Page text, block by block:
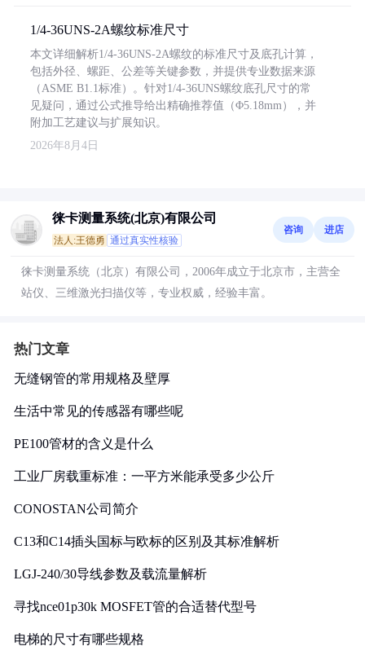
1/4-36UNS-2A螺纹标准尺寸
本文详细解析1/4-36UNS-2A螺纹的标准尺寸及底孔计算，
包括外径、螺距、公差等关键参数，并提供专业数据来源
（ASME B1.1标准）。针对1/4-36UNS螺纹底孔尺寸的常
见疑问，通过公式推导给出精确推荐值（Φ5.18mm），并
附加工艺建议与扩展知识。
2026年8月4日
徕卡测量系统(北京)有限公司
法人:王德勇 通过真实性核验
咨询 进店
徕卡测量系统（北京）有限公司，2006年成立于北京市，主营全
站仪、三维激光扫描仪等，专业权威，经验丰富。
热门文章
无缝钢管的常用规格及壁厚
生活中常见的传感器有哪些呢
PE100管材的含义是什么
工业厂房载重标准：一平方米能承受多少公斤
CONOSTAN公司简介
C13和C14插头国标与欧标的区别及其标准解析
LGJ-240/30导线参数及载流量解析
寻找nce01p30k MOSFET管的合适替代型号
电梯的尺寸有哪些规格